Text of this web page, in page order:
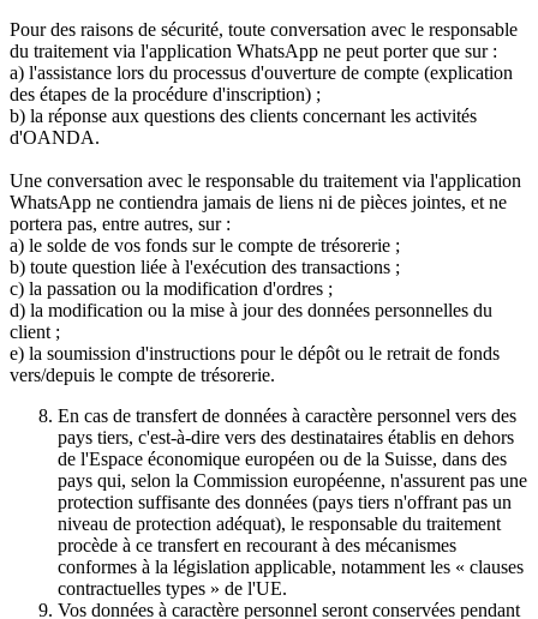
Pour des raisons de sécurité, toute conversation avec le responsable
du traitement via l'application WhatsApp ne peut porter que sur :
a) l'assistance lors du processus d'ouverture de compte (explication
des étapes de la procédure d'inscription) ;
b) la réponse aux questions des clients concernant les activités
d'OANDA.
Une conversation avec le responsable du traitement via l'application
WhatsApp ne contiendra jamais de liens ni de pièces jointes, et ne
portera pas, entre autres, sur :
a) le solde de vos fonds sur le compte de trésorerie ;
b) toute question liée à l'exécution des transactions ;
c) la passation ou la modification d'ordres ;
d) la modification ou la mise à jour des données personnelles du
client ;
e) la soumission d'instructions pour le dépôt ou le retrait de fonds
vers/depuis le compte de trésorerie.
En cas de transfert de données à caractère personnel vers des
pays tiers, c'est-à-dire vers des destinataires établis en dehors
de l'Espace économique européen ou de la Suisse, dans des
pays qui, selon la Commission européenne, n'assurent pas une
protection suffisante des données (pays tiers n'offrant pas un
niveau de protection adéquat), le responsable du traitement
procède à ce transfert en recourant à des mécanismes
conformes à la législation applicable, notamment les « clauses
contractuelles types » de l'UE.
Vos données à caractère personnel seront conservées pendant